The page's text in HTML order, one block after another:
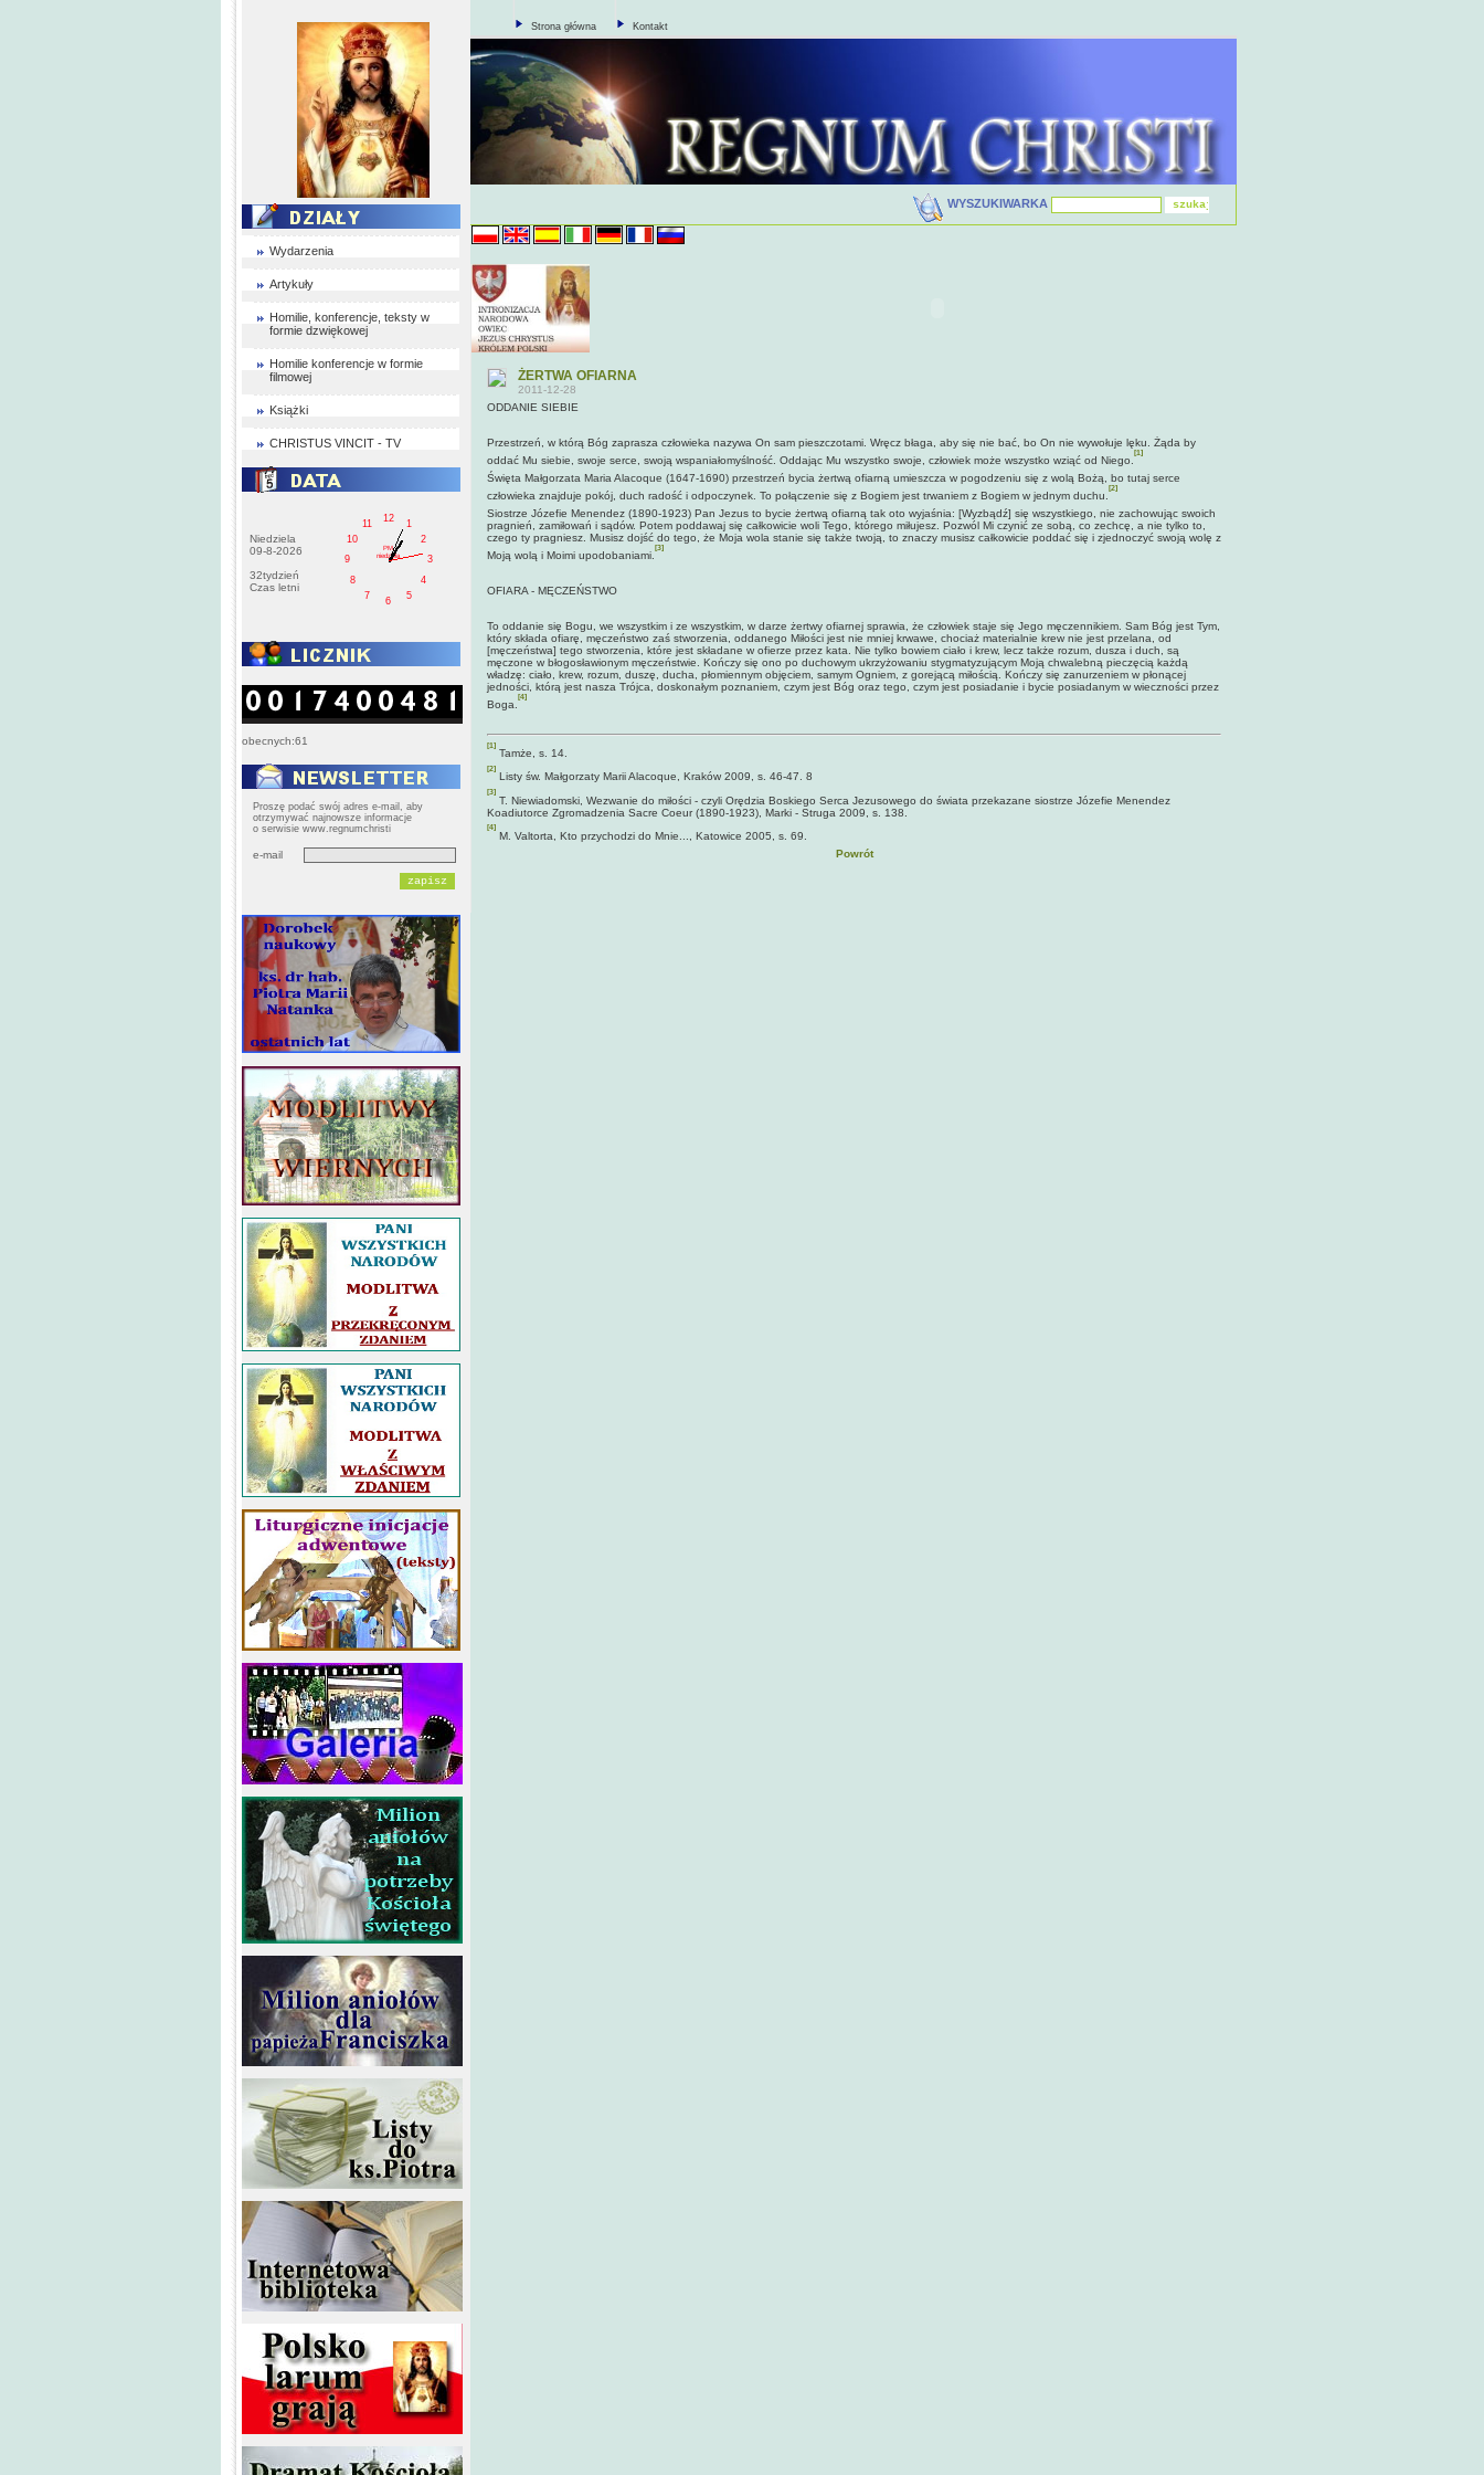
Wydarzenia
Artykuły
Homilie, konferencje, teksty w
formie dzwiękowej
Homilie konferencje w formie
filmowej
Książki
CHRISTUS VINCIT - TV
Niedziela
09-8-2026
32tydzień
Czas letni
1
2
3
4
5
6
7
8
9
10
11
12
PM
niedziela
obecnych:61
Proszę podać swój adres e-mail, aby
otrzymywać najnowsze informacje
o serwisie www.regnumchristi
e-mail
Strona główna Kontakt
WYSZUKIWARKA
ŻERTWA OFIARNA
2011-12-28
ODDANIE SIEBIE
Przestrzeń, w którą Bóg zaprasza człowieka nazywa On sam piesz­czotami. Wręcz błaga, aby się nie bać, bo On nie wywołuje lęku. Żąda by
oddać Mu siebie, swoje serce, swoją wspaniałomyślność. Oddając Mu wszystko swoje, człowiek może wszystko wziąć od Niego.
[1]
Święta Małgorzata Maria Alacoque (1647-1690) przestrzeń bycia żertwą ofiarną umieszcza w pogodzeniu się z wolą Bożą, bo tutaj serce
człowieka znajduje pokój, duch radość i odpoczynek. To połączenie się z Bogiem jest trwaniem z Bogiem w jednym duchu.
[2]
Siostrze Józefie Menendez (1890-1923) Pan Jezus to bycie żer­twą ofiarną tak oto wyjaśnia: [Wyzbądź] się wszystkiego, nie zachowując swoich
pragnień, zamiłowań i sądów. Potem poddawaj się całkowicie woli Tego, którego miłujesz. Pozwól Mi czynić ze sobą, co zechcę, a nie tylko to,
czego ty pragniesz. Musisz dojść do tego, że Moja wola stanie się także twoją, to znaczy musisz całkowicie poddać się i zjednoczyć swoją wolę z
Moją wolą i Moimi upodobaniami.
[3]
OFIARA - MĘCZEŃSTWO
To oddanie się Bogu, we wszystkim i ze wszystkim, w darze żertwy ofiarnej sprawia, że człowiek staje się Jego męczennikiem. Sam Bóg jest Tym,
który składa ofiarę, męczeństwo zaś stworzenia, oddanego Miłości jest nie mniej krwawe, chociaż materialnie krew nie jest przela­na, od
[męczeństwa] tego stworzenia, które jest składane w ofierze przez kata. Nie tylko bowiem ciało i krew, lecz także rozum, dusza i duch, są
męczone w błogosławionym męczeństwie. Kończy się ono po duchowym ukrzyżowaniu stygmatyzującym Moją chwalebną pieczęcią każdą
władzę: ciało, krew, rozum, duszę, ducha, płomiennym objęciem, samym Ogniem, z gorejącą miłością. Kończy się zanurzeniem w płonącej
jedności, którą jest nasza Trójca, doskonałym poznaniem, czym jest Bóg oraz tego, czym jest posiadanie i bycie posiadanym w wieczności przez
Boga.
[4]
[1]
Tamże, s. 14.
[2]
Listy św. Małgorzaty Marii Alacoque, Kraków 2009, s. 46-47. 8
[3]
T. Niewiadomski, Wezwanie do miłości - czyli Orędzia Boskiego Serca Jezusowe­go do świata przekazane siostrze Józefie Menendez
Koadiutorce Zgromadzenia Sacre Coeur (1890-1923), Marki - Struga 2009, s. 138.
[4]
M. Valtorta, Kto przychodzi do Mnie..., Katowice 2005, s. 69.
Powrót